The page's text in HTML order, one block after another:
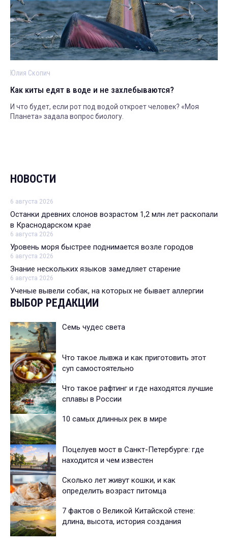
Юлия Скопич
Как киты едят в воде и не захлебываются?
И что будет, если рот под водой откроет человек? «Моя
Планета» задала вопрос биологу.
НОВОСТИ
6 августа 2026
Останки древних слонов возрастом 1,2 млн лет раскопали
в Краснодарском крае
6 августа 2026
Уровень моря быстрее поднимается возле городов
6 августа 2026
Знание нескольких языков замедляет старение
6 августа 2026
Ученые вывели собак, на которых не бывает аллергии
ВЫБОР РЕДАКЦИИ
Семь чудес света
Что такое лывжа и как приготовить этот
суп самостоятельно
Что такое рафтинг и где находятся лучшие
сплавы в России
10 самых длинных рек в мире
Поцелуев мост в Санкт-Петербурге: где
находится и чем известен
Сколько лет живут кошки, и как
определить возраст питомца
7 фактов о Великой Китайской стене:
длина, высота, история создания